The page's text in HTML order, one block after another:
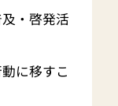
・啓発活
に移すこ